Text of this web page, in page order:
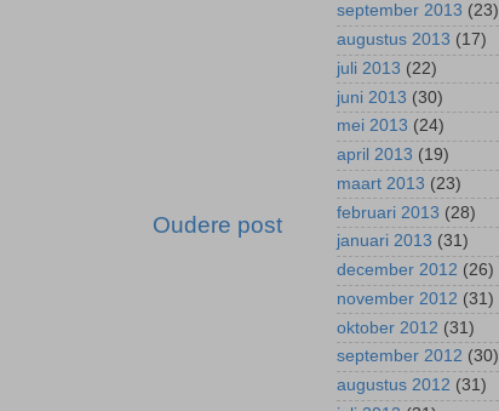
Oudere post
september 2013 (23)
augustus 2013 (17)
juli 2013 (22)
juni 2013 (30)
mei 2013 (24)
april 2013 (19)
maart 2013 (23)
februari 2013 (28)
januari 2013 (31)
december 2012 (26)
november 2012 (31)
oktober 2012 (31)
september 2012 (30)
augustus 2012 (31)